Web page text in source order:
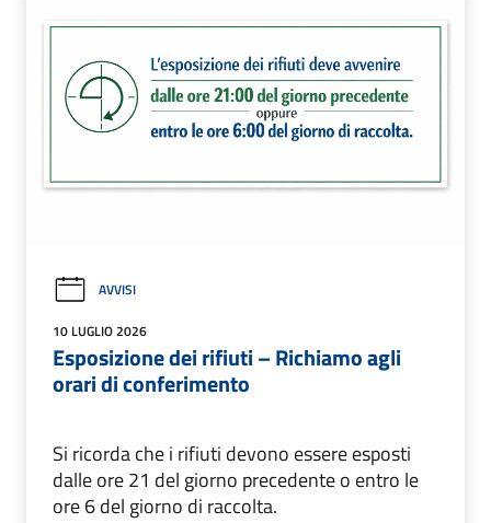
AVVISI
10 LUGLIO 2026
Esposizione dei rifiuti – Richiamo agli
orari di conferimento
Si ricorda che i rifiuti devono essere esposti
dalle ore 21 del giorno precedente o entro le
ore 6 del giorno di raccolta.